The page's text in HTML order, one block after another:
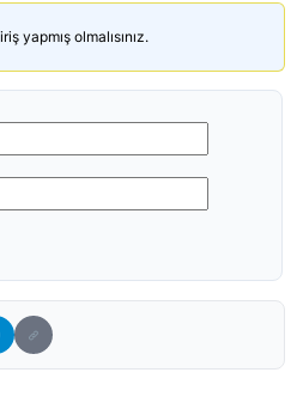
yapmış olmalısınız.